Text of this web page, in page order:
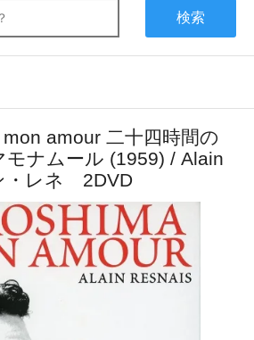
検索
amour 二十四時間の
ナムール (1959) / Alain
・レネ 2DVD